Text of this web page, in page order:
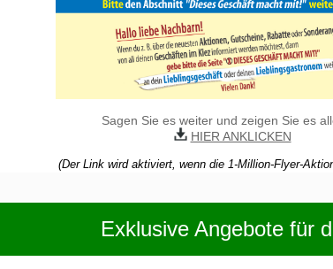
Sagen Sie es weiter und zeigen Sie es
HIER ANKLICKEN
(Der Link wird aktiviert, wenn die 1-Million-Flyer-
Exklusive Angebote für